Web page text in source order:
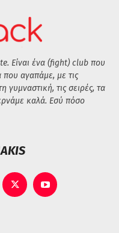
Είναι ένα (fight) club που
αγαπάμε, με τις
γυμναστική, τις σειρές, τα
καλά. Εσύ πόσο